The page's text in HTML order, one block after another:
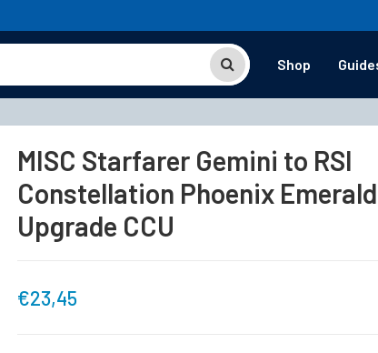
Shop
MISC Starfarer Gemini to RSI
Constellation Phoenix Emerald
Upgrade CCU
€23,45